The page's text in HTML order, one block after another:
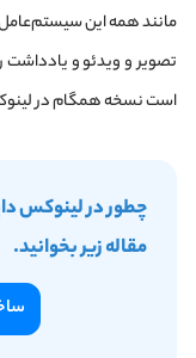
مانند همه این
تصویر و ویدئو و یادداشت
است نسخه همگام در
چطور در لینوکس
مقاله زیر بخوانید.